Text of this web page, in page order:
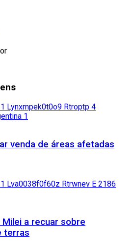
venda de áreas afetadas
a recuar sobre
terras